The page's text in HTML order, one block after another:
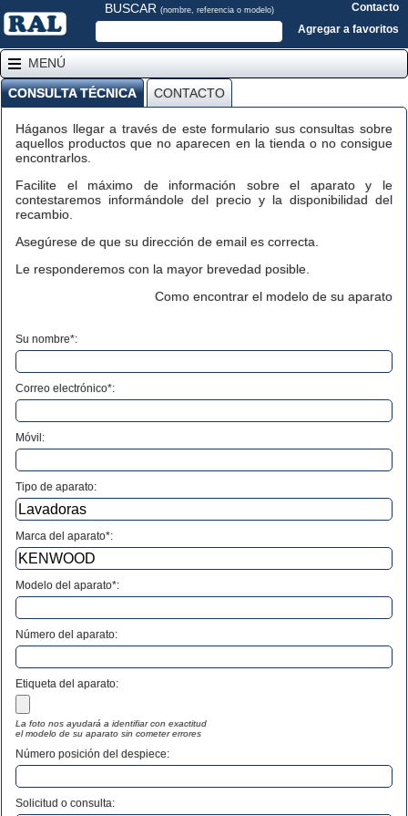
BUSCAR (nombre, referencia o modelo)
Contacto
Agregar a favoritos
MENÚ
CONSULTA TÉCNICA CONTACTO
Háganos llegar a través de este formulario sus consultas sobre
aquellos productos que no aparecen en la tienda o no consigue
encontrarlos.
Facilite el máximo de información sobre el aparato y le
contestaremos informándole del precio y la disponibilidad del
recambio.
Asegúrese de que su dirección de email es correcta.
Le responderemos con la mayor brevedad posible.
Como encontrar el modelo de su aparato
Su nombre*:
Correo electrónico*:
Móvil:
Tipo de aparato:
Marca del aparato*:
Modelo del aparato*:
Número del aparato:
Etiqueta del aparato:
La foto nos ayudará a identifiar con exactitud
el modelo de su aparato sin cometer errores
Número posición del despiece:
Solicitud o consulta: